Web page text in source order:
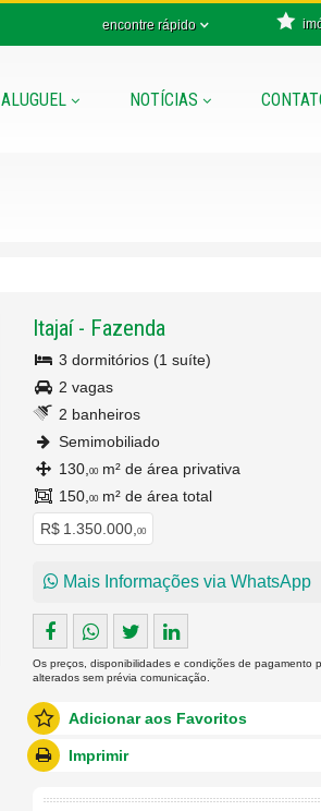
encontre rápido
ALUGUEL NOTÍCIAS
Itajaí- Fazenda
3 dormitórios (1 suíte)
2 vagas
2 banheiros
Semimobiliado
130, 00 m² de área privativa
150, 00 m² de área total
R$ 1.350.000, 00
Mais Informações via WhatsApp
Os preços, disponibilidades e condições de pagamento
alterados sem prévia comunicação.
Adicionar aos Favoritos
Imprimir